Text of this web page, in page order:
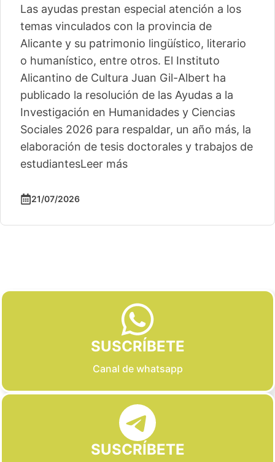
Las ayudas prestan especial atención a los
temas vinculados con la provincia de
Alicante y su patrimonio lingüístico, literario
o humanístico, entre otros. El Instituto
Alicantino de Cultura Juan Gil-Albert ha
publicado la resolución de las Ayudas a la
Investigación en Humanidades y Ciencias
Sociales 2026 para respaldar, un año más, la
elaboración de tesis doctorales y trabajos de
estudiantesLeer más
21/07/2026
SUSCRÍBETE
Canal de whatsapp
SUSCRÍBETE